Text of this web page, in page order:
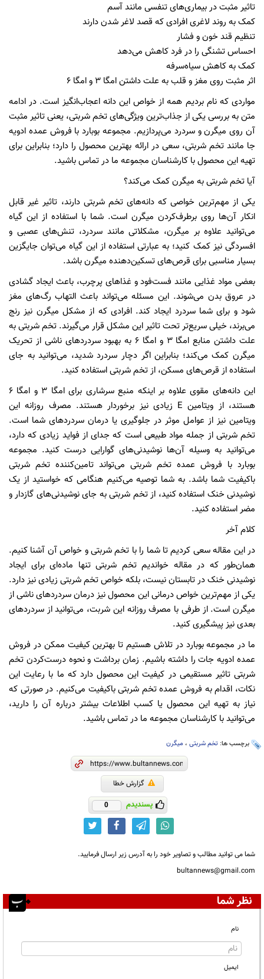
تاثیر مثبت در بیماری‌های تنفسی مانند آسم
کمک به روند لاغری افرادی که قصد لاغر شدن دارند
تنظیم قند خون و فشار
احساس تشنگی را در فرد کاهش می‌دهد
کمک به کاهش سیاه‌سرفه
اثر مثبت روی مغز و قلب به علت داشتن امگا ۳ و امگا ۶
مواردی که نام بردیم همه از خواص این دانه اعجاب‌انگیز است. در ا‌دامه
متن به بررسی یکی از جذاب‌ترین ویژگی‌های تخم شربتی، یعنی تاثیر مثبت
آن روی میگرن و سردرد می‌پردازیم. مجموعه بوبارد با فروش عمده ادویه
جا مانند تخم شربتی، سعی در ارائه بهترین محصول را دارد؛ بنابراین برای
تهیه این محصول با کارشناسان مجموعه ما در تماس باشید.
آیا تخم شربتی به میگرن کمک می‌کند؟
یکی از مهم‌ترین خواصی که دانه‌های تخم شربتی دارند، تاثیر غیر قابل
‌انکار آن‌ها روی برطرف‌کردن میگرن است. شما با استفاده از این گیاه
می‌توانید علاوه بر میگرن، مشکلاتی مانند سردرد، تنش‌های عصبی و
افسردگی نیز کمک کنید؛ به عبارتی استفاده از این گیاه می‌توان جایگزین
بسیار مناسبی برای قرص‌های تسکین‌دهنده میگرن باشد.
بعضی مواد غذایی مانند فست‌فود و غذاهای پرچرب، باعث ایجاد گشادی
در عروق بدن می‌شوند. این مسئله می‌تواند باعث التهاب رگ‌های مغز
شود و برای شما سردرد ایجاد کند. افرادی که از مشکل میگرن نیز رنج
می‌برند، خیلی سریع‌تر تحت تاثیر این مشکل قرار می‌گیرند. تخم شربتی به
علت داشتن منابع امگا ۳ و امگا ۶ به بهبود سردردهای ناشی از تحریک
میگرن کمک می‌کند؛ بنابراین اگر دچار سردرد شدید، می‌توانید به جای
استفاده از قرص‌های مسکن، از تخم شربتی استفاده کنید.
این دانه‌های مقوی علاوه بر اینکه منبع سرشاری برای امگا ۳ و امگا ۶
هستند، از ویتامین E زیادی نیز برخوردار هستند. مصرف روزانه این
ویتامین نیز از عوامل موثر در جلوگیری یا درمان سردردهای شما است.
تخم شربتی از جمله مواد طبیعی است که جدای از فواید زیادی که دارد،
می‌توانید به وسیله آن‌ها نوشیدنی‌های گوارایی درست کنید. مجموعه
بوبارد با فروش عمده تخم شربتی می‌تواند تامین‌کننده تخم شربتی
باکیفیت شما باشد. به شما توصیه می‌کنیم هنگامی که خواستید از یک
نوشیدنی خنک استفاده کنید، از تخم شربتی به جای نوشیدنی‌های گازدار و
مضر استفاده کنید.
کلام آخر
در این مقاله سعی کردیم تا شما را با تخم شربتی و خواص آن آشنا کنیم.
همان‌طور که در مقاله خواندیم تخم شربتی تنها ماده‌ای برای ایجاد
نوشیدنی خنک در تابستان نیست، بلکه خواص تخم شربتی زیادی نیز دارد.
یکی از مهم‌ترین خواص درمانی این محصول نیز درمان سردردهای ناشی از
میگرن است. از طرفی با مصرف روزانه این شربت، می‌توانید از سردردهای
بعدی نیز پیشگیری کنید.
ما در مجموعه بوبارد در تلاش هستیم تا بهترین کیفیت ممکن در فروش
عمده ادویه جات را داشته باشیم. زمان برداشت و نحوه درست‌کردن تخم
شربتی تاثیر مستقیمی در کیفیت این محصول دارد که ما با رعایت این
نکات، اقدام به فروش عمده تخم شربتی باکیفیت می‌کنیم. در صورتی که
نیاز به تهیه این محصول یا کسب اطلاعات بیشتر درباره آن را دارید،
می‌توانید با کارشناسان مجموعه ما در تماس باشید.
برچسب ها: تخم شربتی ، میگرن
گزارش خطا
پسندیدم 0
شما می توانید مطالب و تصاویر خود را به آدرس زیر ارسال فرمایید.
bultannews@gmail.com
نظر شما
نام
ایمیل